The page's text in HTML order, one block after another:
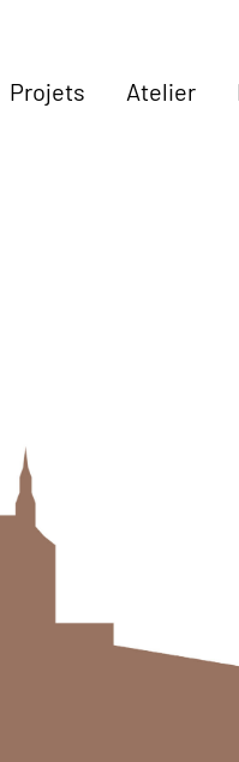
Projets Atelier